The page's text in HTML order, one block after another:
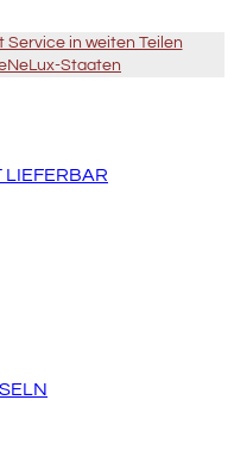
Service in weiten Teilen
Staaten
LIEFERBAR